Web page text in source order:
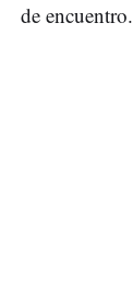
de encuentro.